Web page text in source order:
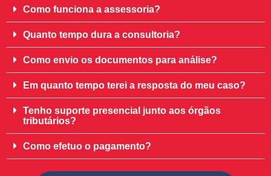
Como funciona a assessoria?
Quanto tempo dura a consultoria?
Como envio os documentos para análise?
Em quanto tempo terei a resposta do meu caso?
Tenho suporte presencial junto aos órgãos
tributários?
Como efetuo o pagamento?